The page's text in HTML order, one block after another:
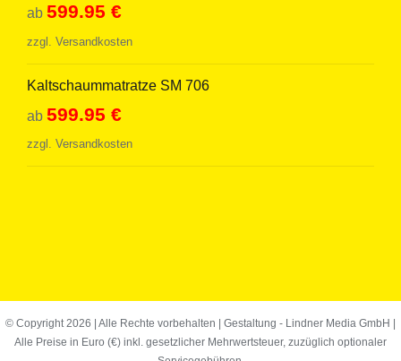
ab 599.95 €
zzgl. Versandkosten
Kaltschaummatratze SM 706
ab 599.95 €
zzgl. Versandkosten
© Copyright2026 | Alle Rechte vorbehalten | Gestaltung - Lindner Media GmbH
Alle Preise in Euro (€) inkl. gesetzlicher Mehrwertsteuer, zuzüglich optionaler